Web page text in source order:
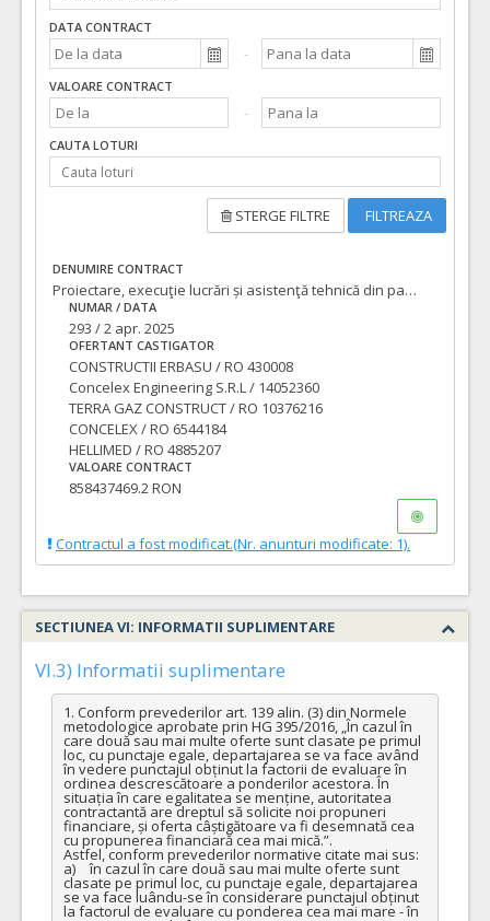
DATA CONTRACT
VALOARE CONTRACT
CAUTA LOTURI
STERGE FILTRE FILTREAZA
DENUMIRE CONTRACT
Proiectare, execuţie lucrări și asistenţă tehnică din partea proiectantului pentru obiectivul de investitii: “INSTITUTUL REGIONAL DE ONCOLOGIE TIMIȘOARA”
NUMAR / DATA
293 / 2 apr. 2025
OFERTANT CASTIGATOR
CONSTRUCTII ERBASU / RO 430008
Concelex Engineering S.R.L / 14052360
TERRA GAZ CONSTRUCT / RO 10376216
CONCELEX / RO 6544184
HELLIMED / RO 4885207
VALOARE CONTRACT
858437469.2 RON
Contractul a fost modificat.(Nr. anunturi modificate: 1).
SECTIUNEA VI: INFORMATII SUPLIMENTARE
VI.3) Informatii suplimentare
1. Conform prevederilor art. 139 alin. (3) din Normele
metodologice aprobate prin HG 395/2016, „În cazul în
care două sau mai multe oferte sunt clasate pe primul
loc, cu punctaje egale, departajarea se va face având
în vedere punctajul obținut la factorii de evaluare în
ordinea descrescătoare a ponderilor acestora. În
situația în care egalitatea se menține, autoritatea
contractantă are dreptul să solicite noi propuneri
financiare, și oferta câștigătoare va fi desemnată cea
cu propunerea financiară cea mai mică.”.
Astfel, conform prevederilor normative citate mai sus:
a)	în cazul în care două sau mai multe oferte sunt
clasate pe primul loc, cu punctaje egale, departajarea
se va face luându-se în considerare punctajul obținut
la factorul de evaluare cu ponderea cea mai mare - în